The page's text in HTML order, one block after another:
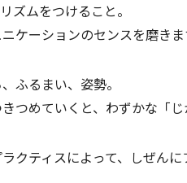
ズムをつけること。
ケーションのセンスを磨きま
ふるまい、姿勢。
つめていくと、わずかな「
ラクティスによって、しぜん